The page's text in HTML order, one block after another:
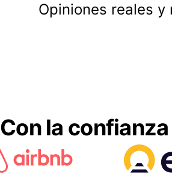
Opiniones reales
Con la